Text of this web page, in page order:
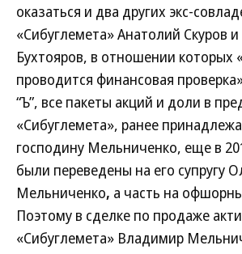
оказаться и два других экс-
«Сибуглемета» Анатолий Скуров
Бухтояров, в отношении которых
проводится финансовая
“Ъ”, все пакеты акций и доли в
«Сибуглемета», ранее
господину Мельниченко, еще в
были переведены на его супругу
Мельниченко, а часть на
Поэтому в сделке по продаже
«Сибуглемета» Владимир